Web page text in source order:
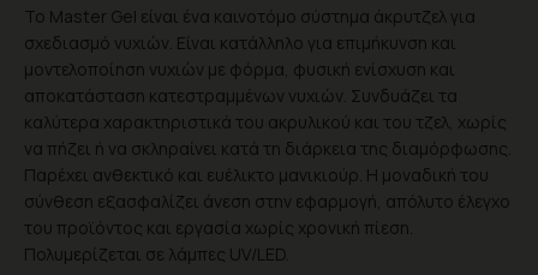
Το Master Gel είναι ένα καινοτόμο σύστημα άκρυτζελ για
σχεδιασμό νυχιών. Είναι κατάλληλο για επιμήκυνση και
μοντελοποίηση νυχιών με φόρμα, φυσική ενίσχυση και
αποκατάσταση κατεστραμμένων νυχιών. Συνδυάζει τα
καλύτερα χαρακτηριστικά του ακρυλικού και του τζελ, χωρίς
να πήζει ή να σκληραίνει κατά τη διάρκεια της διαμόρφωσης.
Παρέχει ανθεκτικό και ευέλικτο μανικιούρ. Η μοναδική του
σύνθεση εξασφαλίζει άνεση στην εφαρμογή, απόλυτο έλεγχο
του προϊόντος και εργασία χωρίς χρονική πίεση.
Πολυμερίζεται σε λάμπες UV/LED.